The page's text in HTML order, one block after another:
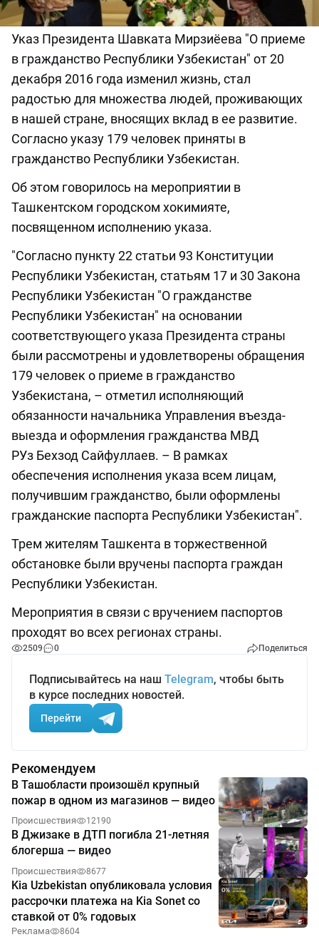
Указ Президента Шавката Мирзиёева "О приеме
в гражданство Республики Узбекистан" от 20
декабря 2016 года изменил жизнь, стал
радостью для множества людей, проживающих
в нашей стране, вносящих вклад в ее развитие.
Согласно указу 179 человек приняты в
гражданство Республики Узбекистан.
Об этом говорилось на мероприятии в
Ташкентском городском хокимияте,
посвященном исполнению указа.
"Согласно пункту 22 статьи 93 Конституции
Республики Узбекистан, статьям 17 и 30 Закона
Республики Узбекистан "О гражданстве
Республики Узбекистан" на основании
соответствующего указа Президента страны
были рассмотрены и удовлетворены обращения
179 человек о приеме в гражданство
Узбекистана, – отметил исполняющий
обязанности начальника Управления въезда-
выезда и оформления гражданства МВД
РУз Бехзод Сайфуллаев. – В рамках
обеспечения исполнения указа всем лицам,
получившим гражданство, были оформлены
гражданские паспорта Республики Узбекистан".
Трем жителям Ташкента в торжественной
обстановке были вручены паспорта граждан
Республики Узбекистан.
Мероприятия в связи с вручением паспортов
проходят во всех регионах страны.
2509 0 Поделиться
Подписывайтесь на наш Telegram, чтобы быть
в курсе последних новостей.
Перейти
Рекомендуем
В Ташобласти произошёл крупный
пожар в одном из магазинов — видео
Происшествия 12190
В Джизаке в ДТП погибла 21-летняя
блогерша — видео
Происшествия 8677
Kia Uzbekistan опубликовала условия
рассрочки платежа на Kia Sonet со
ставкой от 0% годовых
Реклама 8604